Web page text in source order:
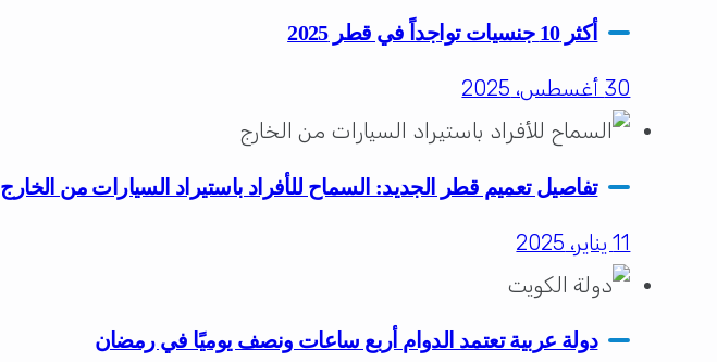
أكثر 10 جنسيات تواجداً في قطر 2025
30 أغسطس، 2025
تفاصيل تعميم قطر الجديد: السماح للأفراد باستيراد السيارات من الخارج
11 يناير، 2025
دولة عربية تعتمد الدوام أربع ساعات ونصف يوميًا في رمضان